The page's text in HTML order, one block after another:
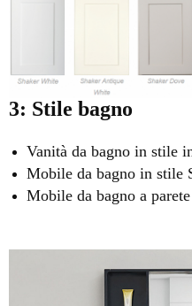
3: Stile bagno
Vanità da bagno in stile
Mobile da bagno in stile
Mobile da bagno a